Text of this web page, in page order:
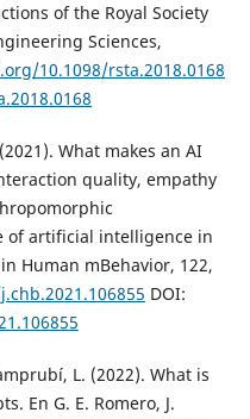
of the Royal Society
Sciences,
10.1098/rsta.2018.0168
What makes an AI
quality, empathy
of artificial intelligence in
Human mBehavior, 122,
DOI:
L. (2022). What is
En G. E. Romero, J.